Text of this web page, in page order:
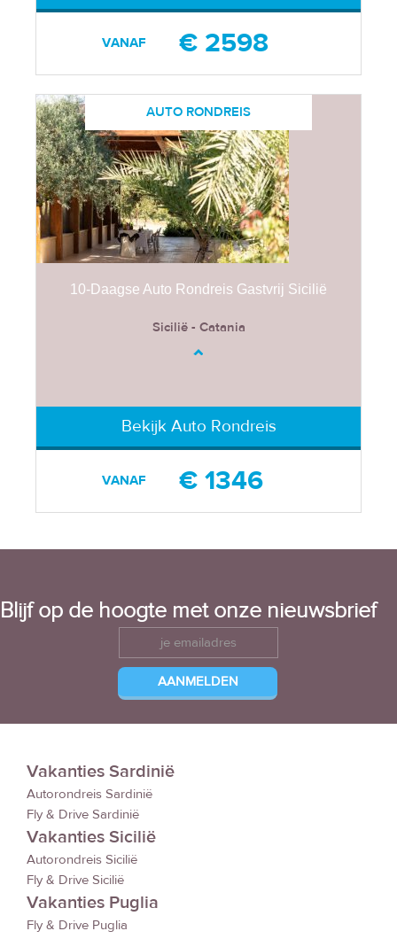
VANAF € 2598
AUTO RONDREIS
10-Daagse Auto Rondreis Gastvrij Sicilië
Sicilië - Catania
Bekijk Auto Rondreis
VANAF € 1346
Blijf op de hoogte met onze nieuwsbrief
Vakanties Sardinië
Autorondreis Sardinië
Fly & Drive Sardinië
Vakanties Sicilië
Autorondreis Sicilië
Fly & Drive Sicilië
Vakanties Puglia
Fly & Drive Puglia